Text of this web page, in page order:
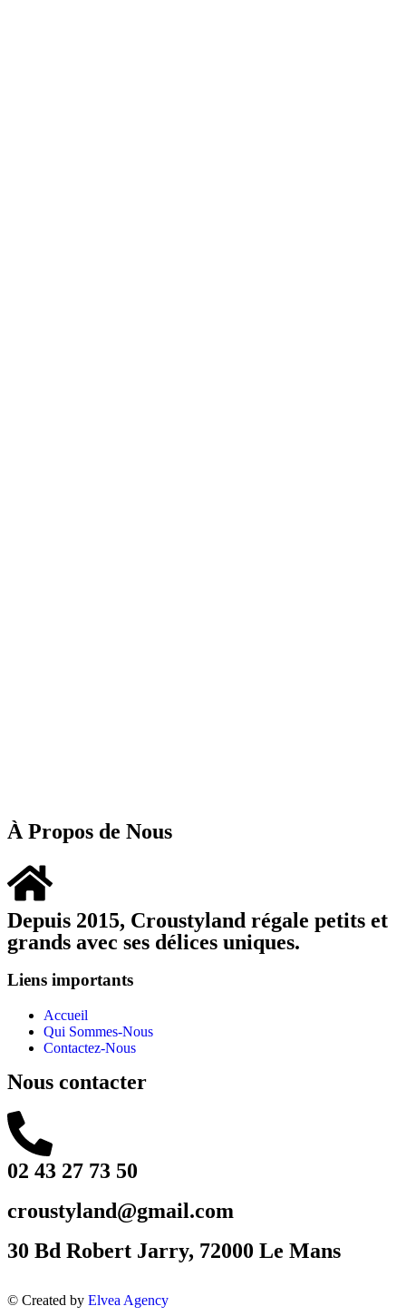
À Propos de Nous
Depuis 2015, Croustyland régale petits et
grands avec ses délices uniques.
Liens importants
Accueil
Qui Sommes-Nous
Contactez-Nous
Nous contacter
02 43 27 73 50
croustyland@gmail.com
30 Bd Robert Jarry, 72000 Le Mans
© Created by Elvea Agency